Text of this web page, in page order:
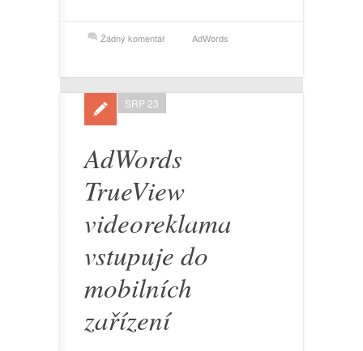
Žádný komentář AdWords
AdWords
TrueView
videoreklama
vstupuje do
mobilních
zařízení
SRP 23